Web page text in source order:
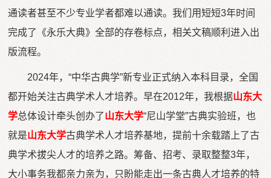
通读者甚至不少专业学者都难以通读。我们用短短3年时间
完成了《永乐大典》全部的存卷标点，相关文稿顺利进入出
版流程。
2024年，“中华古典学”新专业正式纳入本科目录，全国
都开始关注古典学术人才培养。早在2012年，我根据山东大
学总体设计牵头创办了 山东大学“尼山学堂”古典实验班，也
就是山东大学古典学术人才培养基地，提前十余载踏上了古
典学术拔尖人才的培养之路。筹备、招考、录取整整3年，
大小事务我都亲力亲为，只盼能走出一条古典人才培养的特